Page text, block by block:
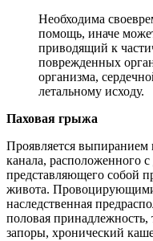
Необходима
помощь, иначе
приводящий к
поврежденных
организма,
летальному исходу.
Паховая грыжа
Проявляется выпиранием
канала, расположенного
представляющего собой
живота. Провоцирующими
наследственная
половая
запоры, хронический